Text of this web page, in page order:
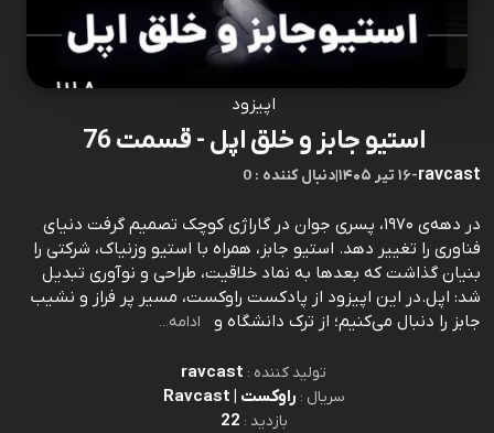
اپیزود
استیو جابز و خلق اپل - قسمت 76
ravcast
-۱۶ تیر ۱۴۰۵ |0 : دنبال کننده
در دهه‌ی ۱۹۷۰، پسری جوان در گاراژی کوچک تصمیم گرفت دنیای
فناوری را تغییر دهد. استیو جابز، همراه با استیو وزنیاک، شرکتی را
بنیان گذاشت که بعدها به نماد خلاقیت، طراحی و نوآوری تبدیل
شد: اپل.در این اپیزود از پادکست راوکست، مسیر پر فراز و نشیب
جابز را دنبال می‌کنیم؛ از ترک دانشگاه و
ادامه...
تولید کننده : ravcast
سریال : راوکست | Ravcast
بازدید : 22